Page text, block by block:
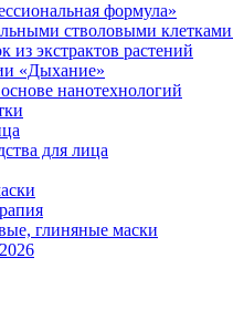
формула»
стволовыми
из экстрактов растений
«Дыхание»
нанотехнологий
для лица
глиняные маски